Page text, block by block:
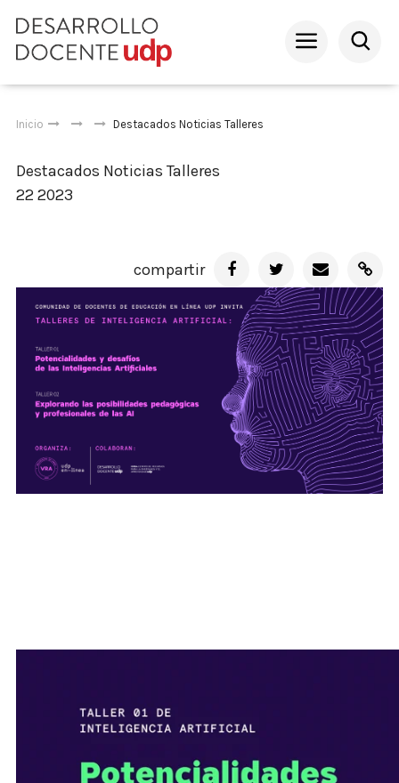
Inicio Destacados Noticias Talleres
Destacados Noticias Talleres
22 2023
compartir